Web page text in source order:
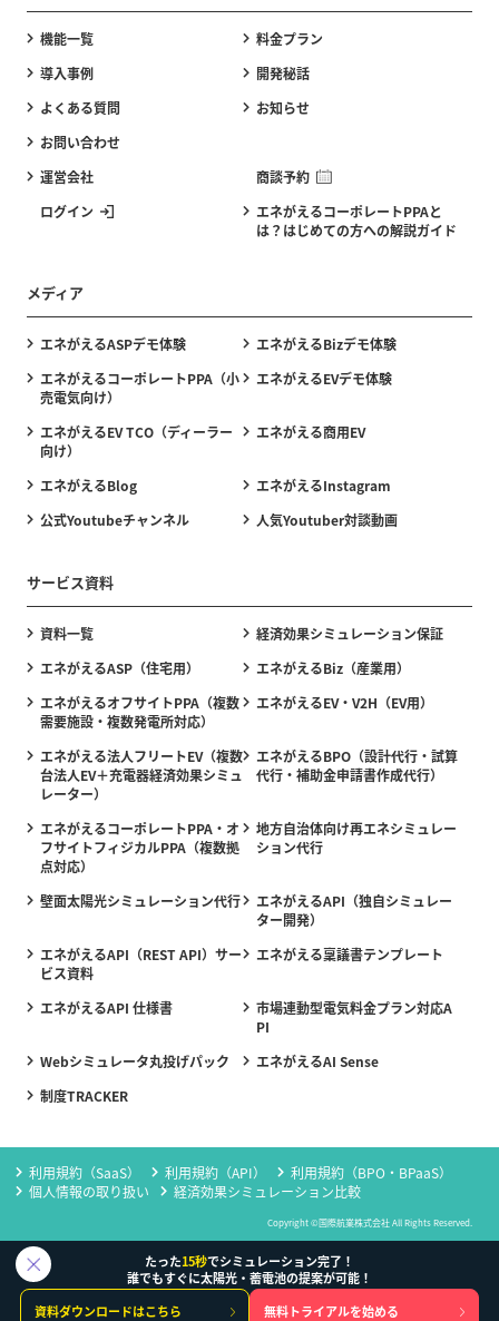
機能一覧
料金プラン
導入事例
開発秘話
よくある質問
お知らせ
お問い合わせ
運営会社
商談予約
ログイン
エネがえるコーポレートPPAと
は？はじめての方への解説ガイド
メディア
エネがえるASPデモ体験
エネがえるBizデモ体験
エネがえるコーポレートPPA（小
売電気向け）
エネがえるEVデモ体験
エネがえるEV TCO（ディーラー
向け）
エネがえる商用EV
エネがえるBlog
エネがえるInstagram
公式Youtubeチャンネル
人気Youtuber対談動画
サービス資料
資料一覧
経済効果シミュレーション保証
エネがえるASP（住宅用）
エネがえるBiz（産業用）
エネがえるオフサイトPPA（複数
需要施設・複数発電所対応）
エネがえるEV・V2H（EV用）
エネがえる法人フリートEV（複数
台法人EV＋充電器経済効果シミュ
レーター）
エネがえるBPO（設計代行・試算
代行・補助金申請書作成代行）
エネがえるコーポレートPPA・オ
フサイトフィジカルPPA（複数拠
点対応）
地方自治体向け再エネシミュレー
ション代行
壁面太陽光シミュレーション代行
エネがえるAPI（独自シミュレー
ター開発）
エネがえるAPI（REST API）サー
ビス資料
エネがえる稟議書テンプレート
エネがえるAPI 仕様書
市場連動型電気料金プラン対応A
PI
Webシミュレータ丸投げパック
エネがえるAI Sense
制度TRACKER
利用規約（SaaS） 利用規約（API）
利用規約（BPO・BPaaS）
個人情報の取り扱い
経済効果シミュレーション比較
Copyright ©国際航業株式会社 All Rights Reserved.
たった15秒でシミュレーション完了！
誰でもすぐに太陽光・蓄電池の提案が可能！
資料ダウンロードはこちら
無料トライアルを始める